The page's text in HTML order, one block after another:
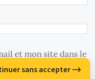
et mon site dans le
commentaire.